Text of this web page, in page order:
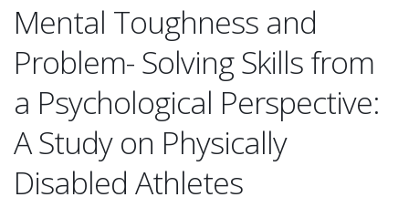
Mental Toughness and
Problem- Solving Skills from
a Psychological Perspective:
A Study on Physically
Disabled Athletes